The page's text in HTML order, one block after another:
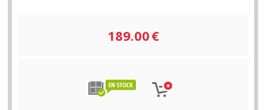
189.00€